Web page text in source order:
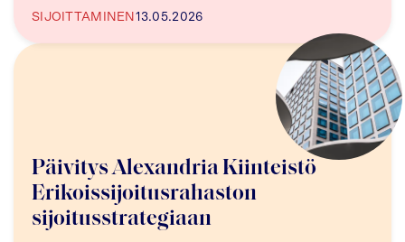
SIJOITTAMINEN 13.05.2026
Päivitys Alexandria Kiinteistö
Erikoissijoitusrahaston
sijoitusstrategiaan